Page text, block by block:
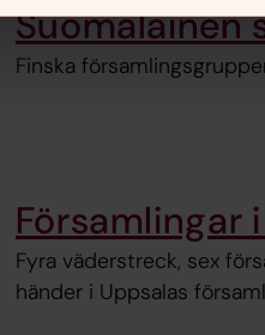
Suomalainen
Finska
Församlingar
Fyra väderstreck, sex
händer i Uppsalas